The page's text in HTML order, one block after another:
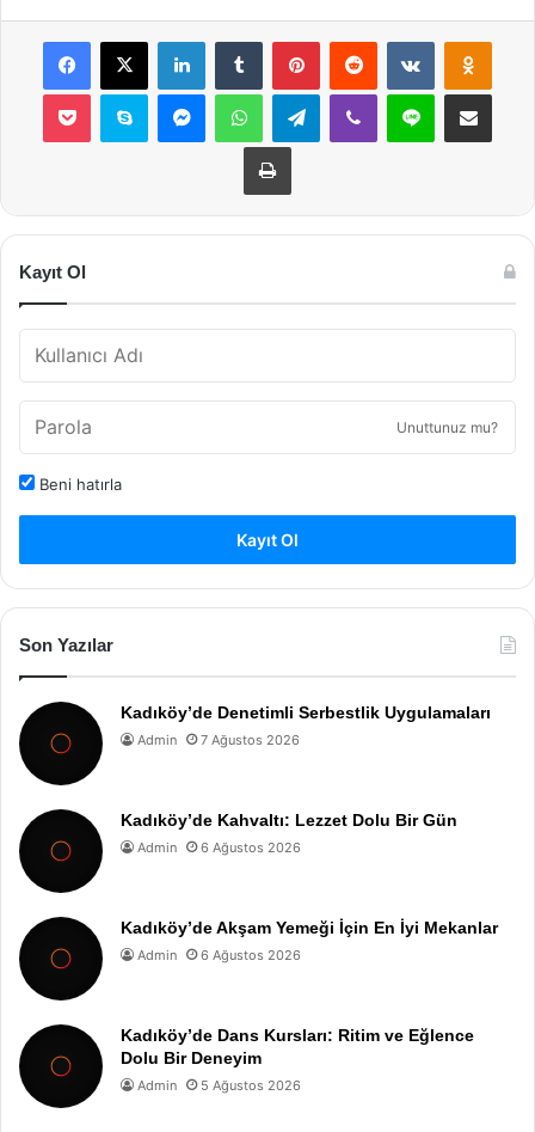
Facebook
X LinkedInTumblr PinterestReddit VKontakte
Pocket Skype MessengerWhatsAppTelegramViber Line E-Posta ile
Yazdır
Kayıt Ol
Unuttunuz mu?
Beni hatırla
Kayıt Ol
Son Yazılar
Kadıköy’de Denetimli Serbestlik Uygulamaları
Admin 7 Ağustos 2026
Kadıköy’de Kahvaltı: Lezzet Dolu Bir Gün
Admin 6 Ağustos 2026
Kadıköy’de Akşam Yemeği İçin En İyi Mekanlar
Admin 6 Ağustos 2026
Kadıköy’de Dans Kursları: Ritim ve Eğlence
Dolu Bir Deneyim
Admin 5 Ağustos 2026